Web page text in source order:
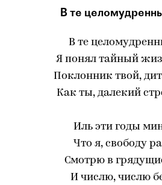
В те
В те
Я понял тайный
Поклонник твой,
Как ты, далекий
Иль эти годы
Что я, свободу
Смотрю в
И числю, числю